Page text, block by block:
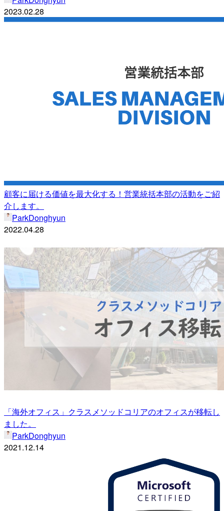
2023.02.28
顧客に届ける価値を最大化する！営業統括本部の活動をご紹
介します。
ParkDonghyun
2022.04.28
「海外オフィス」クラスメソッドコリアのオフィスが移転し
ました。
ParkDonghyun
2021.12.14